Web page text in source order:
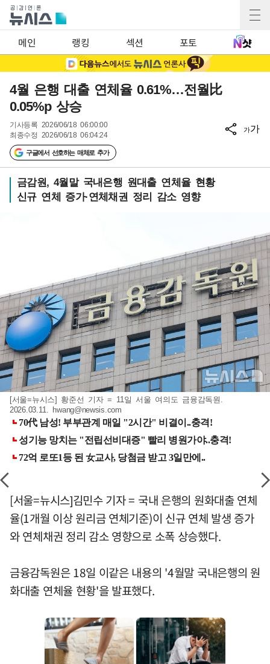
메인 랭킹 섹션 포토
4월 은행 대출 연체율 0.61%…전월比
0.05%p 상승
기사등록 2026/06/18 06:00:00
최종수정 2026/06/18 06:04:24
구글에서 선호하는 매체로 추가
가가
금감원, 4월말 국내은행 원대출 연체율 현황
신규 연체 증가·연체채권 정리 감소 영향
[서울=뉴시스] 황준선 기자 = 11일 서울 여의도 금융감독원.
2026.03.11. hwang@newsis.com
[서울=뉴시스]김민수 기자 = 국내 은행의 원화대출 연체
율(1개월 이상 원리금 연체기준)이 신규 연체 발생 증가
와 연체채권 정리 감소 영향으로 소폭 상승했다.
금융감독원은 18일 이같은 내용의 '4월말 국내은행의 원
화대출 연체율 현황'을 발표했다.